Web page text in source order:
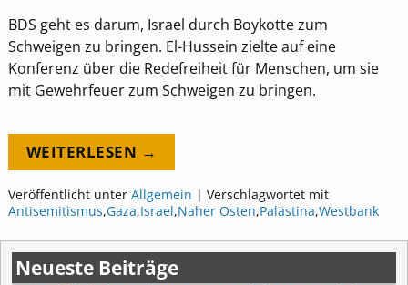
BDS geht es darum, Israel durch Boykotte zum
Schweigen zu bringen. El-Hussein zielte auf eine
Konferenz über die Redefreiheit für Menschen, um sie
mit Gewehrfeuer zum Schweigen zu bringen.
WEITERLESEN →
Veröffentlicht unter Allgemein | Verschlagwortet mit
Antisemitismus,Gaza,Israel,Naher Osten,Palästina,Westbank
Neueste Beiträge